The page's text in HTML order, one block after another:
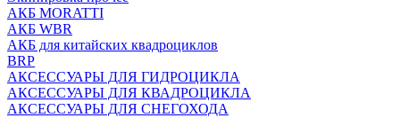
АКБ MORATTI
АКБ WBR
АКБ для китайских квадроциклов
BRP
АКСЕССУАРЫ ДЛЯ ГИДРОЦИКЛА
АКСЕССУАРЫ ДЛЯ КВАДРОЦИКЛА
АКСЕССУАРЫ ДЛЯ СНЕГОХОДА